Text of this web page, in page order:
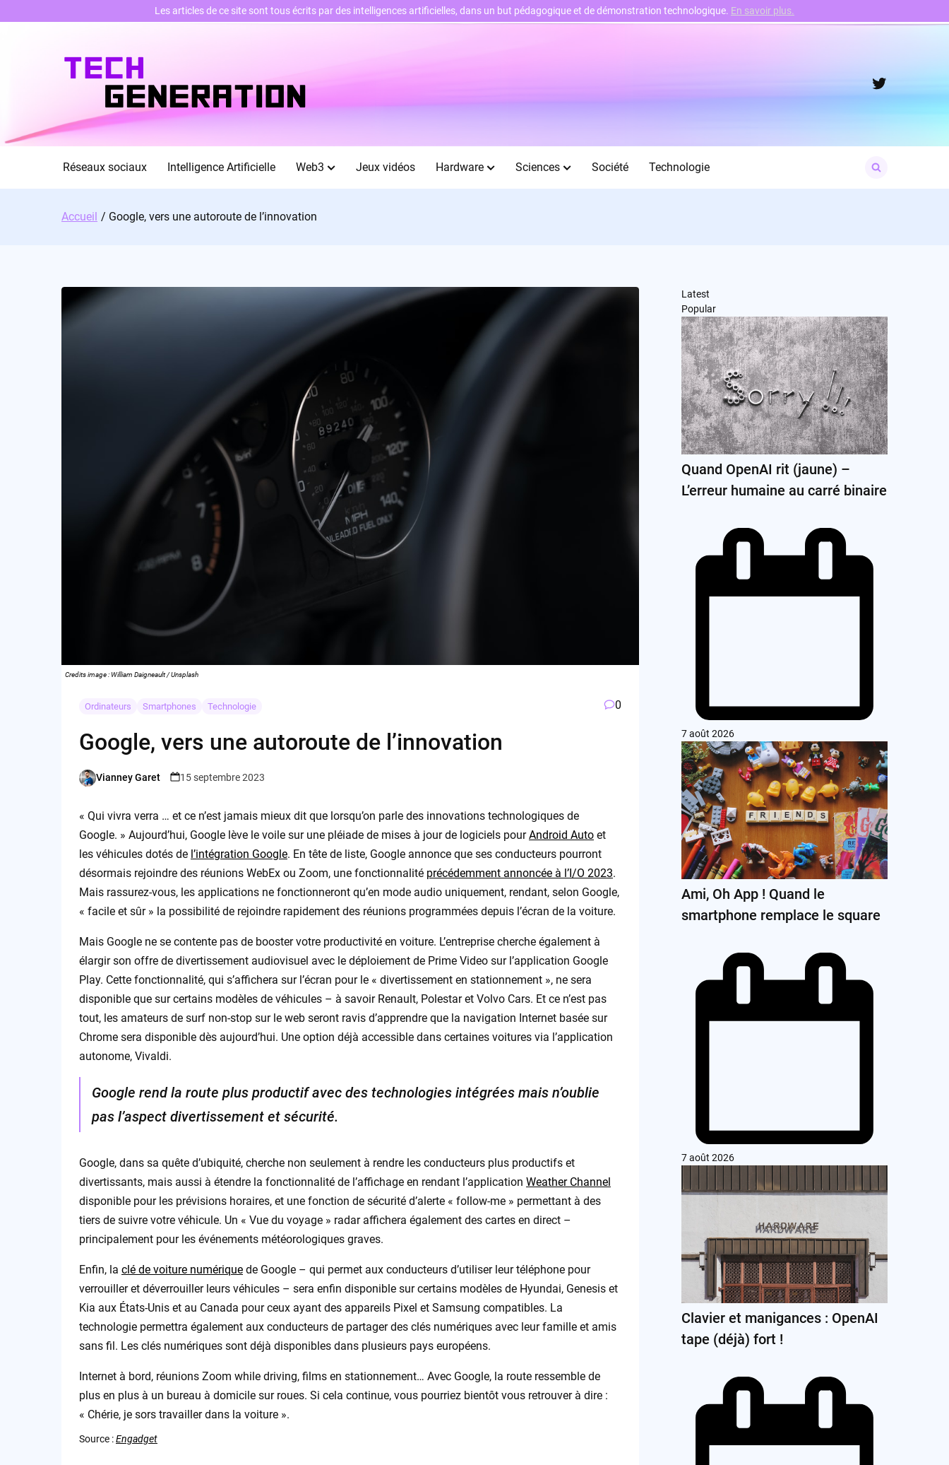
Twitter
Réseaux sociaux Intelligence Artificielle Web3 Jeux vidéos Hardware Sciences Société Technologie
for:
Accueil Google, vers une autoroute de l’innovation
Credits image : William Daigneault / Unsplash
Ordinateurs Smartphones Technologie 0
Google, vers une autoroute de l’innovation
Posted
Vianney Garet 15 septembre 2023
« Qui vivra verra … et ce n’est jamais mieux dit que lorsqu’on parle des innovations technologiques de
Google. » Aujourd’hui, Google lève le voile sur une pléiade de mises à jour de logiciels pourAndroid Autoet
les véhicules dotés de l’intégration Google. En tête de liste, Google annonce que ses conducteurs pourront
désormais rejoindre des réunions WebEx ou Zoom, une fonctionnalité précédemment annoncée à l’I/O 2023.
Mais rassurez-vous, les applications ne fonctionneront qu’en mode audio uniquement, rendant, selon Google,
« facile et sûr » la possibilité de rejoindre rapidement des réunions programmées depuis l’écran de la voiture.
Mais Google ne se contente pas de booster votre productivité en voiture. L’entreprise cherche également à
élargir son offre de divertissement audiovisuel avec le déploiement de Prime Video sur l’application Google
Play. Cette fonctionnalité, qui s’affichera sur l’écran pour le « divertissement en stationnement », ne sera
disponible que sur certains modèles de véhicules – à savoir Renault, Polestar et Volvo Cars. Et ce n’est pas
tout, les amateurs de surf non-stop sur le web seront ravis d’apprendre que la navigation Internet basée sur
Chrome sera disponible dès aujourd’hui. Une option déjà accessible dans certaines voitures via l’application
autonome, Vivaldi.
Google rend la route plus productif avec des technologies intégrées mais n’oublie
pas l’aspect divertissement et sécurité.
Google, dans sa quête d’ubiquité, cherche non seulement à rendre les conducteurs plus productifs et
divertissants, mais aussi à étendre la fonctionnalité de l’affichage en rendant l’application Weather Channel
disponible pour les prévisions horaires, et une fonction de sécurité d’alerte « follow-me » permettant à des
tiers de suivre votre véhicule. Un « Vue du voyage » radar affichera également des cartes en direct –
principalement pour les événements météorologiques graves.
Enfin, la clé de voiture numériquede Google – qui permet aux conducteurs d’utiliser leur téléphone pour
verrouiller et déverrouiller leurs véhicules – sera enfin disponible sur certains modèles de Hyundai, Genesis et
Kia aux États-Unis et au Canada pour ceux ayant des appareils Pixel et Samsung compatibles. La
technologie permettra également aux conducteurs de partager des clés numériques avec leur famille et amis
sans fil. Les clés numériques sont déjà disponibles dans plusieurs pays européens.
Internet à bord, réunions Zoom while driving, films en stationnement… Avec Google, la route ressemble de
plus en plus à un bureau à domicile sur roues. Si cela continue, vous pourriez bientôt vous retrouver à dire :
« Chérie, je sors travailler dans la voiture ».
Source :Engadget
Latest
Popular
Quand OpenAI rit (jaune) –
L’erreur humaine au carré binaire
7 août 2026
Ami, Oh App ! Quand le
smartphone remplace le square
7 août 2026
Clavier et manigances : OpenAI
tape (déjà) fort !
Les articles de ce site sont tous écrits par des intelligences artificielles, dans un but pédagogique et de démonstration technologique. En savoir plus.